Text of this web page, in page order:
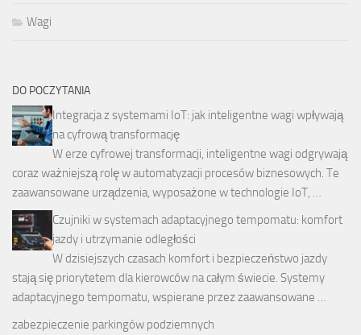
Wagi
DO POCZYTANIA
Integracja z systemami IoT: jak inteligentne wagi wpływają
na cyfrową transformację
W erze cyfrowej transformacji, inteligentne wagi odgrywają
coraz ważniejszą rolę w automatyzacji procesów biznesowych. Te
zaawansowane urządzenia, wyposażone w technologie IoT, …
Czujniki w systemach adaptacyjnego tempomatu: komfort
jazdy i utrzymanie odległości
W dzisiejszych czasach komfort i bezpieczeństwo jazdy
stają się priorytetem dla kierowców na całym świecie. Systemy
adaptacyjnego tempomatu, wspierane przez zaawansowane …
zabezpieczenie parkingów podziemnych